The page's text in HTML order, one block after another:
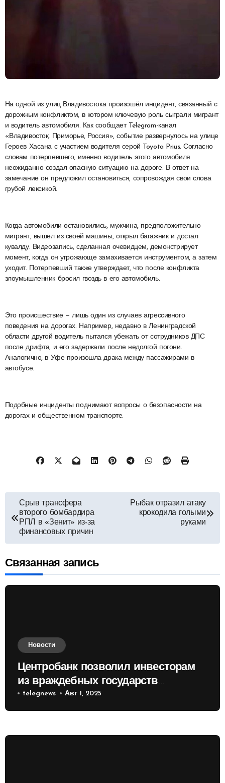
На одной из улиц Владивостока произошёл инцидент, связанный с
дорожным конфликтом, в котором ключевую роль сыграли мигрант
и водитель автомобиля. Как сообщает Telegram-канал
«Владивосток, Приморье, Россия», событие развернулось на улице
Героев Хасана с участием водителя серой Toyota Prius. Согласно
словам потерпевшего, именно водитель этого автомобиля
неожиданно создал опасную ситуацию на дороге. В ответ на
замечание он предложил остановиться, сопровождая свои слова
грубой лексикой.
Когда автомобили остановились, мужчина, предположительно
мигрант, вышел из своей машины, открыл багажник и достал
кувалду. Видеозапись, сделанная очевидцем, демонстрирует
момент, когда он угрожающе замахивается инструментом, а затем
уходит. Потерпевший также утверждает, что после конфликта
злоумышленник бросил гвоздь в его автомобиль.
Это происшествие — лишь один из случаев агрессивного
поведения на дорогах. Например, недавно в Ленинградской
области другой водитель пытался убежать от сотрудников ДПС
после дрифта, и его задержали после недолгой погони.
Аналогично, в Уфе произошла драка между пассажирами в
автобусе.
Подобные инциденты поднимают вопросы о безопасности на
дорогах и общественном транспорте.
Навигация
по
записям
Срыв трансфера
второго бомбардира
РПЛ в «Зенит» из-за
финансовых причин
Рыбак отразил атаку
крокодила голыми
руками
Связанная запись
Новости
Центробанк позволил инвесторам
из враждебных государств
приобретать валюту
telegnews Авг 1, 2025